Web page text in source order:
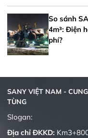
So sánh
4m³: Điện
phí?
SANY VIỆT NAM -
TÙNG
Slogan:
Địa chỉ ĐKKD: